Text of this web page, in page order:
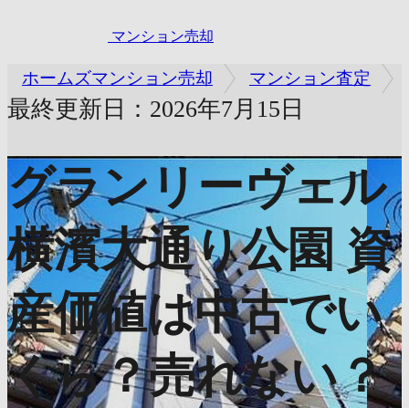
マンション売却
ホームズマンション売却 マンション査定
最終更新日：2026年7月15日
グランリーヴェル
横濱大通り公園 資
産価値は中古でい
くら？売れない？